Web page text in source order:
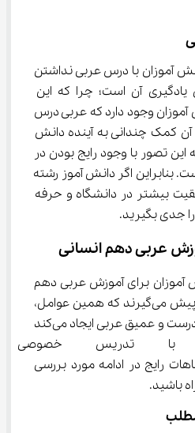
چالش‌های دانش آموزان با درس عربی نداشتن
یادگیری آن است؛ چرا که این
وجود دارد که عربی درس
آن کمک چندانی به آینده دانش
که این تصور با وجود رایج بودن در
بنابراین اگر دانش آموز رشته
بیشتر در دانشگاه و حرفه
جدی بگیرید.
عربی دهم انسانی
آموزان برای آموزش عربی دهم
تکنیک‌های اشتباهی را در پیش می‌گیرند که همین عوامل،
موانع جدی برای یادگیری درست و عمیق عربی ایجاد می‌کند
آن‌ها با تدریس
رایج در ادامه مورد بررسی
باشید.